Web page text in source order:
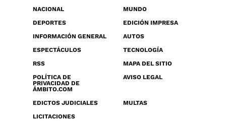
NACIONAL
MUNDO
DEPORTES
EDICIÓN IMPRESA
INFORMACIÓN GENERAL
AUTOS
ESPECTÁCULOS
TECNOLOGÍA
RSS
MAPA DEL SITIO
POLÍTICA DE
PRIVACIDAD DE
ÁMBITO.COM
AVISO LEGAL
EDICTOS JUDICIALES
MULTAS
LICITACIONES